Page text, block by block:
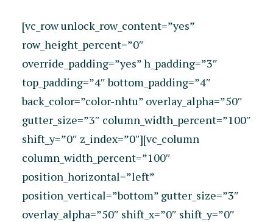
Hääleta
[vc_row unlock_row_content=”yes”
row_height_percent=”0″
override_padding=”yes” h_padding=”3″
top_padding=”4″ bottom_padding=”4″
back_color=”color-nhtu” overlay_alpha=”50″
gutter_size=”3″ column_width_percent=”100″
shift_y=”0″ z_index=”0″][vc_column
column_width_percent=”100″
position_horizontal=”left”
position_vertical=”bottom” gutter_size=”3″
overlay_alpha=”50″ shift_x=”0″ shift_y=”0″